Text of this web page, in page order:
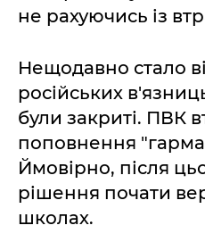
не рахуючись із
Нещодавно стало
російських
були закриті. ПВК
поповнення
Ймовірно, після
рішення почати
школах.